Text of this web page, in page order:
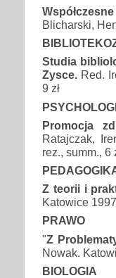
Blicharski,
Studia
Zysce. Red.
9 zł
Promocja
Ratajczak,
rez., summ., 6
Z teorii i
Katowice
PRAWO
"Z
Nowak.
BIOLOGIA